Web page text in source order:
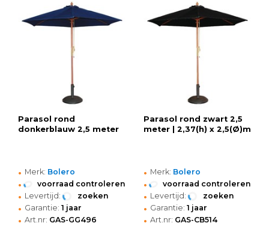
Parasol rond
donkerblauw 2,5 meter
• Merk: Bolero
• voorraad controleren
• Levertijd: zoeken
• Garantie: 1 jaar
• Art.nr: GAS-GG496
Parasol rond zwart 2,5
meter | 2,37(h) x 2,5(Ø)m
• Merk: Bolero
• voorraad controleren
• Levertijd: zoeken
• Garantie: 1 jaar
• Art.nr: GAS-CB514